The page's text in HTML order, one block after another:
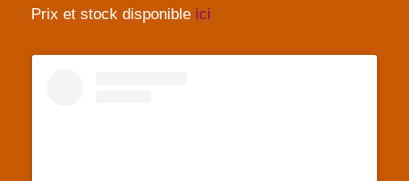
Prix et stock disponible ici